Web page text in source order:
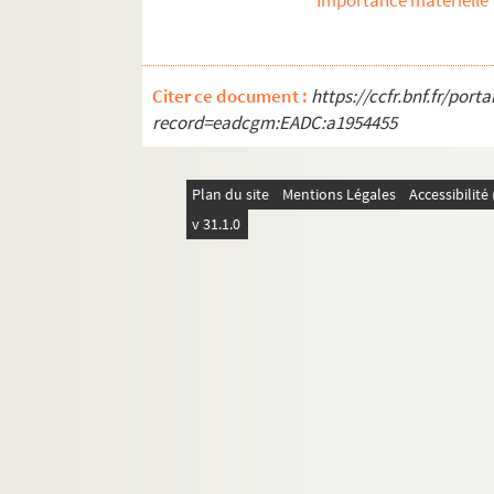
REC J 3.36 1-90. La poudre
REC J 3.37 1-13. Le petit retable de
REC J 3.39 1-6. Les amants de
REC J 3.40 1-3. Manger ours manger
Citer ce document : https://ccfr.bnf.fr/
record=eadcgm:EADC:a1954455
Plan du site Mentions Légales
v 31.1.0